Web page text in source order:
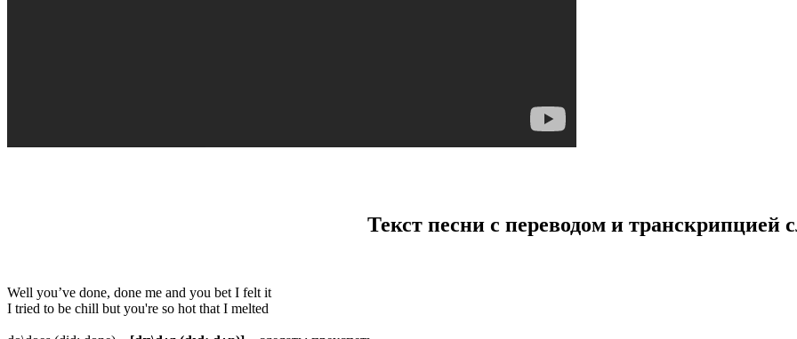
Текст песни с переводом и транскрипцией
Well you’ve done, done me and you bet I felt it
I tried to be chill but you're so hot that I melted